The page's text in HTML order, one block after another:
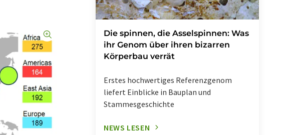
Die spinnen, die Asselspinnen: Was
ihr Genom über ihren bizarren
Körperbau verrät
Erstes hochwertiges Referenzgenom
liefert Einblicke in Bauplan und
Stammesgeschichte
NEWS LESEN